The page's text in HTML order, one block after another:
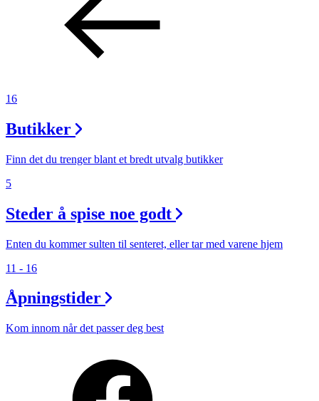
Aktiviteter
Søk
Åpningstider
Praktisk informasjon
Ledige stillinger
Magasin
Gavekort
Welcome to lompensenteret
16
Butikker
Finn det du trenger blant et bredt utvalg butikker
5
Steder å spise noe godt
Enten du kommer sulten til senteret, eller tar med varene hjem
11 - 16
Åpningstider
Kom innom når det passer deg best